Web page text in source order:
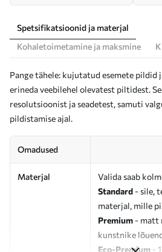
Spetsifikatsioonid ja materjal
Kohaletoimetamine ja maksmine
Pange tähele: kujutatud esemete pildid
erineda veebilehel olevatest piltidest.
resolutsioonist ja seadetest, samuti
pildistamise ajal.
Omadused
Materjal
Valida saab
Standard - sile,
materjal, mille
Premium - matt
kunstnike
Eco-Premium -